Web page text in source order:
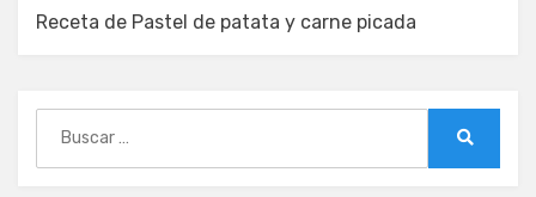
Receta de Pastel de patata y carne picada